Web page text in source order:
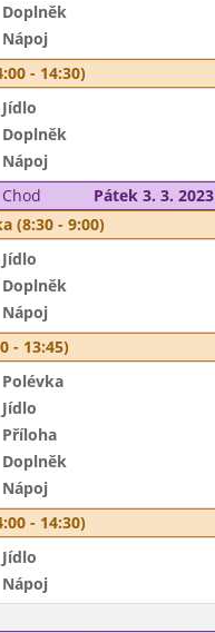
Doplněk
Nápoj
- 14:30)
Jídlo
Doplněk
Nápoj
Chod
Pátek 3. 3. 2023
(8:30 - 9:00)
Jídlo
Doplněk
Nápoj
- 13:45)
Polévka
Jídlo
Příloha
Doplněk
Nápoj
- 14:30)
Jídlo
Nápoj